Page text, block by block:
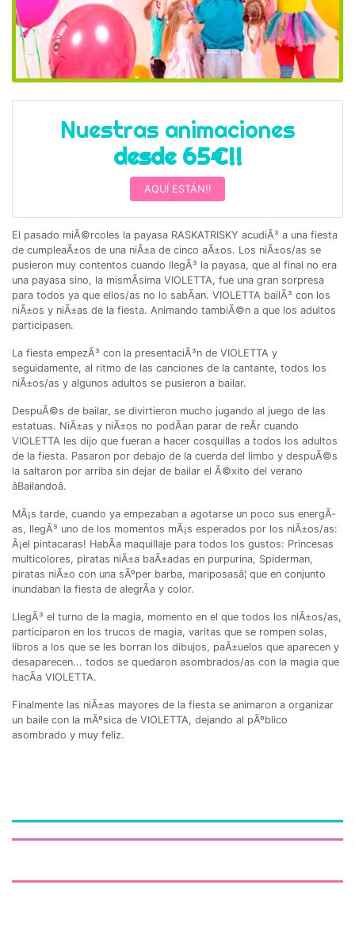
Nuestras animaciones
desde 65€!!
AQUÍ ESTÁN!!
El pasado miÃ©rcoles la payasa RASKATRISKY acudiÃ³ a una fiesta
de cumpleaÃ±os de una niÃ±a de cinco aÃ±os. Los niÃ±os/as se
pusieron muy contentos cuando llegÃ³ la payasa, que al final no era
una payasa sino, la mismÃ­sima VIOLETTA, fue una gran sorpresa
para todos ya que ellos/as no lo sabÃ­an. VIOLETTA bailÃ³ con los
niÃ±os y niÃ±as de la fiesta. Animando tambiÃ©n a que los adultos
participasen.
La fiesta empezÃ³ con la presentaciÃ³n de VIOLETTA y
seguidamente, al ritmo de las canciones de la cantante, todos los
niÃ±os/as y algunos adultos se pusieron a bailar.
DespuÃ©s de bailar, se divirtieron mucho jugando al juego de las
estatuas. NiÃ±as y niÃ±os no podÃ­an parar de reÃ­r cuando
VIOLETTA les dijo que fueran a hacer cosquillas a todos los adultos
de la fiesta. Pasaron por debajo de la cuerda del limbo y despuÃ©s
la saltaron por arriba sin dejar de bailar el Ã©xito del verano
âBailandoâ.
MÃ¡s tarde, cuando ya empezaban a agotarse un poco sus energÃ­
as, llegÃ³ uno de los momentos mÃ¡s esperados por los niÃ±os/as:
Â¡el pintacaras! HabÃ­a maquillaje para todos los gustos: Princesas
multicolores, piratas niÃ±a baÃ±adas en purpurina, Spiderman,
piratas niÃ±o con una sÃºper barba, mariposasâ¦ que en conjunto
inundaban la fiesta de alegrÃ­a y color.
LlegÃ³ el turno de la magia, momento en el que todos los niÃ±os/as,
participaron en los trucos de magia, varitas que se rompen solas,
libros a los que se les borran los dibujos, paÃ±uelos que aparecen y
desaparecen... todos se quedaron asombrados/as con la magia que
hacÃ­a VIOLETTA.
Finalmente las niÃ±as mayores de la fiesta se animaron a organizar
un baile con la mÃºsica de VIOLETTA, dejando al pÃºblico
asombrado y muy feliz.